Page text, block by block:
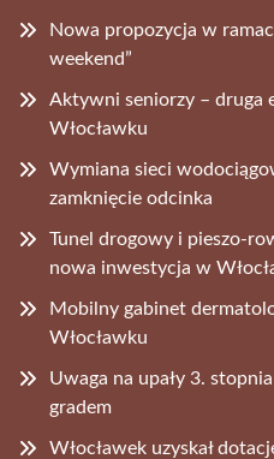
Nowa propozycja w
weekend”
Aktywni seniorzy – druga
Włocławku
Wymiana sieci
zamknięcie odcinka
Tunel drogowy i pieszo-
nowa inwestycja w
Mobilny gabinet
Włocławku
Uwaga na upały 3.
gradem
Włocławek uzyskał